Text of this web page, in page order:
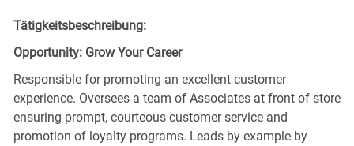
Tätigkeitsbeschreibung:
Opportunity: Grow Your Career
Responsible for promoting an excellent customer
experience. Oversees a team of Associates at front of store
ensuring prompt, courteous customer service and
promotion of loyalty programs. Leads by example by